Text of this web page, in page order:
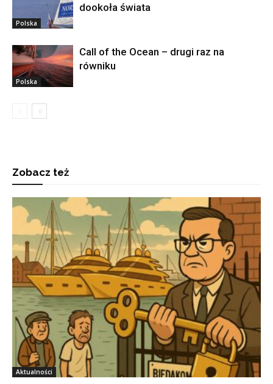
Polska
dookoła świata
Polska
Call of the Ocean – drugi raz na
równiku
Zobacz też
Aktualności